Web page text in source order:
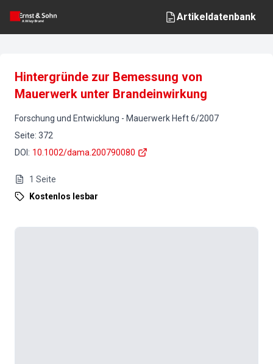
Artikeldatenbank
Hintergründe zur Bemessung von
Mauerwerk unter Brandeinwirkung
Forschung und Entwicklung - Mauerwerk Heft6/2007
Seite: 372
DOI : 10.1002/dama.200790080
1 Seite
Kostenlos lesbar